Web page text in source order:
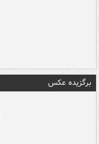
برگزیده عکس